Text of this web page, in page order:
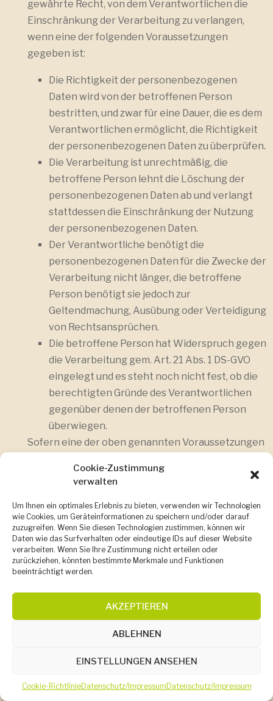
Cookie-Zustimmung
verwalten
Um Ihnen ein optimales Erlebnis zu bieten, verwenden wir Technologien
wie Cookies, um Geräteinformationen zu speichern und/oder darauf
zuzugreifen. Wenn Sie diesen Technologien zustimmen, können wir
Daten wie das Surfverhalten oder eindeutige IDs auf dieser Website
verarbeiten. Wenn Sie Ihre Zustimmung nicht erteilen oder
zurückziehen, könnten bestimmte Merkmale und Funktionen
beeinträchtigt werden.
AKZEPTIEREN
ABLEHNEN
EINSTELLUNGEN ANSEHEN
Cookie-RichtlinieDatenschutz/Impressum Datenschutz/Impressum
gewährte Recht, von dem Verantwortlichen die
Einschränkung der Verarbeitung zu verlangen,
wenn eine der folgenden Voraussetzungen
gegeben ist:
Die Richtigkeit der personenbezogenen
Daten wird von der betroffenen Person
bestritten, und zwar für eine Dauer, die es dem
Verantwortlichen ermöglicht, die Richtigkeit
der personenbezogenen Daten zu überprüfen.
Die Verarbeitung ist unrechtmäßig, die
betroffene Person lehnt die Löschung der
personenbezogenen Daten ab und verlangt
stattdessen die Einschränkung der Nutzung
der personenbezogenen Daten.
Der Verantwortliche benötigt die
personenbezogenen Daten für die Zwecke der
Verarbeitung nicht länger, die betroffene
Person benötigt sie jedoch zur
Geltendmachung, Ausübung oder Verteidigung
von Rechtsansprüchen.
Die betroffene Person hat Widerspruch gegen
die Verarbeitung gem. Art. 21 Abs. 1 DS-GVO
eingelegt und es steht noch nicht fest, ob die
berechtigten Gründe des Verantwortlichen
gegenüber denen der betroffenen Person
überwiegen.
Sofern eine der oben genannten Voraussetzungen
Einschränkung von personenbezogenen Daten, die
Hohenlohe-Franken e.V. gespeichert sind,
verlangen möchte, kann sie sich hierzu jederzeit an
einen Mitarbeiter des für die Verarbeitung
Verantwortlichen wenden. Der Mitarbeiter der
Förderkreis regionaler Streuobstbau Hohenlohe-
Franken e.V. wird die Einschränkung der
Verarbeitung veranlassen.
f) Recht auf Datenübertragbarkeit
Daten betroffene Person hat das vom
Europäischen Richtlinien- und Verordnungsgeber